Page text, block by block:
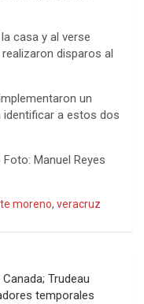
casa y al verse
disparos al
un
identificar a estos dos
Manuel Reyes
moreno, veracruz
Trudeau
temporales